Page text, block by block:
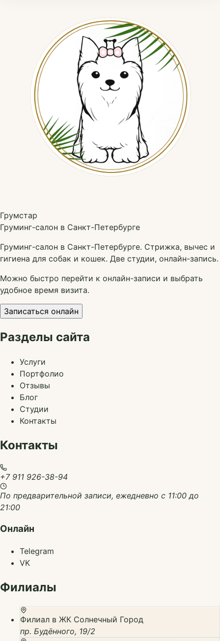
Грумстар
Груминг-салон в Санкт-Петербурге
Груминг-салон в Санкт-Петербурге. Стрижка, вычес и
гигиена для собак и кошек. Две студии, онлайн-запись.
Можно быстро перейти к онлайн-записи и выбрать
удобное время визита.
Записаться онлайн
Разделы сайта
Услуги
Портфолио
Отзывы
Блог
Студии
Контакты
Контакты
+7 911 926-38-94
По предварительной записи, ежедневно с 11:00 до
21:00
Онлайн
Telegram
VK
Филиалы
Филиал в ЖК Солнечный Город
пр. Будённого, 19/2